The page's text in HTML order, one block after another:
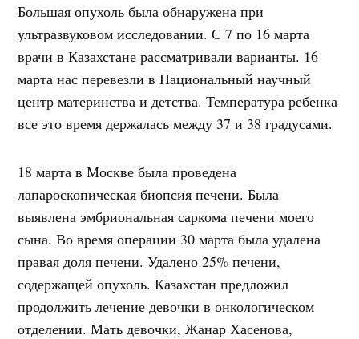
Большая опухоль была обнаружена при
ультразвуковом исследовании. С 7 по 16 марта
врачи в Казахстане рассматривали варианты. 16
марта нас перевезли в Национальный научный
центр материнства и детства. Температура ребенка
все это время держалась между 37 и 38 градусами.
18 марта в Москве была проведена
лапароскопическая биопсия печени. Была
выявлена эмбриональная саркома печени моего
сына. Во время операции 30 марта была удалена
правая доля печени. Удалено 25% печени,
содержащей опухоль. Казахстан предложил
продолжить лечение девочки в онкологическом
отделении. Мать девочки, Жанар Хасенова,